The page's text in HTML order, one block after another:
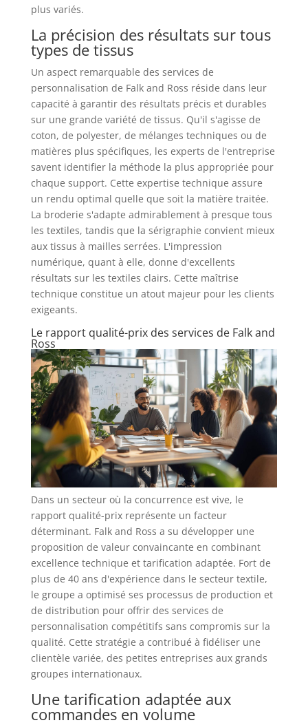
plus variés.
La précision des résultats sur tous
types de tissus
Un aspect remarquable des services de
personnalisation de Falk and Ross réside dans leur
capacité à garantir des résultats précis et durables
sur une grande variété de tissus. Qu'il s'agisse de
coton, de polyester, de mélanges techniques ou de
matières plus spécifiques, les experts de l'entreprise
savent identifier la méthode la plus appropriée pour
chaque support. Cette expertise technique assure
un rendu optimal quelle que soit la matière traitée.
La broderie s'adapte admirablement à presque tous
les textiles, tandis que la sérigraphie convient mieux
aux tissus à mailles serrées. L'impression
numérique, quant à elle, donne d'excellents
résultats sur les textiles clairs. Cette maîtrise
technique constitue un atout majeur pour les clients
exigeants.
Le rapport qualité-prix des services de Falk and
Ross
Dans un secteur où la concurrence est vive, le
rapport qualité-prix représente un facteur
déterminant. Falk and Ross a su développer une
proposition de valeur convaincante en combinant
excellence technique et tarification adaptée. Fort de
plus de 40 ans d'expérience dans le secteur textile,
le groupe a optimisé ses processus de production et
de distribution pour offrir des services de
personnalisation compétitifs sans compromis sur la
qualité. Cette stratégie a contribué à fidéliser une
clientèle variée, des petites entreprises aux grands
groupes internationaux.
Une tarification adaptée aux
commandes en volume